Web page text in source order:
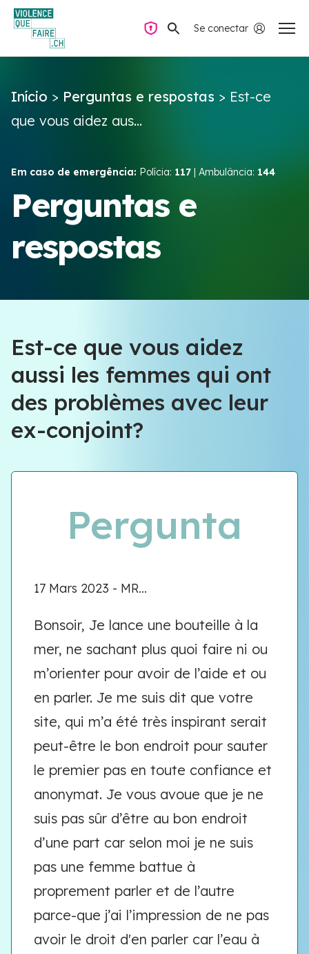
Se conectar
Perguntas e respostas
Violência no casal
Recursos e campanhas
Équipe VIOLENCE QUE FAIRE
Meet our team
Navegação privada
Início > Perguntas e respostas > Est-ce
que vous aidez aus...
Em caso de emergência: Polícia: 117 | Ambulância: 144
Perguntas e
respostas
Est-ce que vous aidez
aussi les femmes qui ont
des problèmes avec leur
ex-conjoint?
Pergunta
17 Mars 2023 - MR...
Bonsoir, Je lance une bouteille à la
mer, ne sachant plus quoi faire ni ou
m’orienter pour avoir de l’aide et ou
en parler. Je me suis dit que votre
site, qui m’a été très inspirant serait
peut-être le bon endroit pour sauter
le premier pas en toute confiance et
anonymat. Je vous avoue que je ne
suis pas sûr d’être au bon endroit
d’une part car selon moi je ne suis
pas une femme battue à
proprement parler et de l’autre
parce-que j’ai l’impression de ne pas
avoir le droit d'en parler car l’eau à